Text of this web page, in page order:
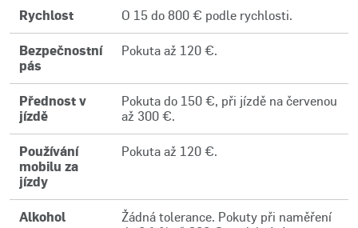
Rychlost O 15 do 800 € podle rychlosti.
Bezpečnostní
pás
Pokuta až 120 €.
Přednost v
jízdě
Pokuta do 150 €, při jízdě na červenou
až 300 €.
Používání
mobilu za
jízdy
Pokuta až 120 €.
Alkohol
Žádná tolerance. Pokuty při naměření